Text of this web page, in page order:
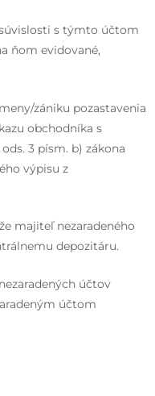
s týmto účtom
ňom evidované,
zániku pozastavenia
obchodníka s
3 písm. b) zákona
výpisu z
majiteľ nezaradeného
depozitáru.
účtov
účtom